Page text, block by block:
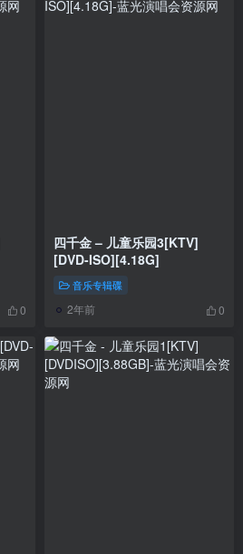
0
四千金 – 儿童乐园3[KTV]
[DVD-ISO][4.18G]
音乐专辑碟
2年前 0